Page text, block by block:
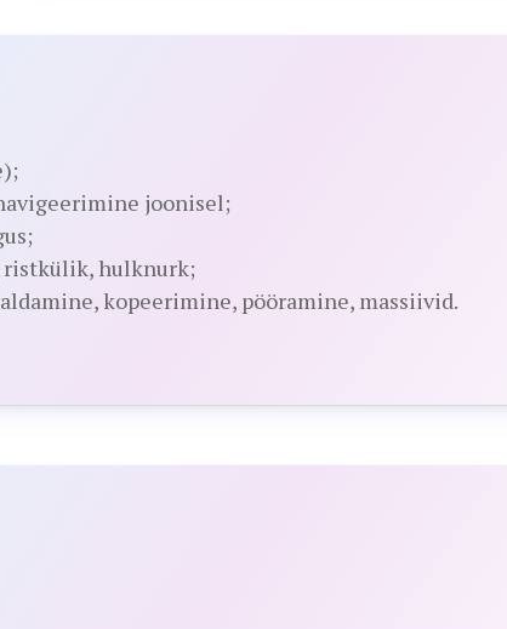
joonisel;
ristkülik, hulknurk;
kopeerimine, pööramine, massiivid.